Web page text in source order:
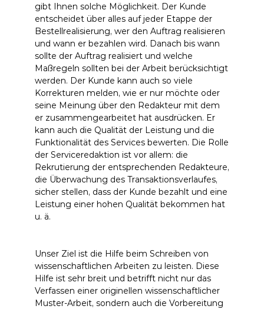
gibt Ihnen solche Möglichkeit. Der Kunde
entscheidet über alles auf jeder Etappe der
Bestellrealisierung, wer den Auftrag realisieren
und wann er bezahlen wird. Danach bis wann
sollte der Auftrag realisiert und welche
Maßregeln sollten bei der Arbeit berücksichtigt
werden. Der Kunde kann auch so viele
Korrekturen melden, wie er nur möchte oder
seine Meinung über den Redakteur mit dem
er zusammengearbeitet hat ausdrücken. Er
kann auch die Qualität der Leistung und die
Funktionalität des Services bewerten. Die Rolle
der Serviceredaktion ist vor allem: die
Rekrutierung der entsprechenden Redakteure,
die Überwachung des Transaktionsverlaufes,
sicher stellen, dass der Kunde bezahlt und eine
Leistung einer hohen Qualität bekommen hat
u. ä.
Unser Ziel ist die Hilfe beim Schreiben von
wissenschaftlichen Arbeiten zu leisten. Diese
Hilfe ist sehr breit und betrifft nicht nur das
Verfassen einer originellen wissenschaftlicher
Muster-Arbeit, sondern auch die Vorbereitung